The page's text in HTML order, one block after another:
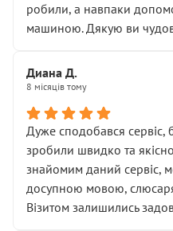
робили, а навпаки
машиною. Дякую ви
Диана Д.
8 місяців тому
Дуже сподобався сервіс,
зробили швидко та
знайомим даний сервіс,
досупною мовою,
Візитом залишились